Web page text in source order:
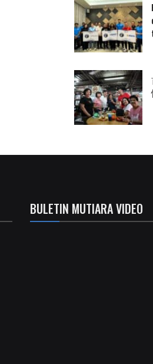
BULETIN MUTIARA VIDEO